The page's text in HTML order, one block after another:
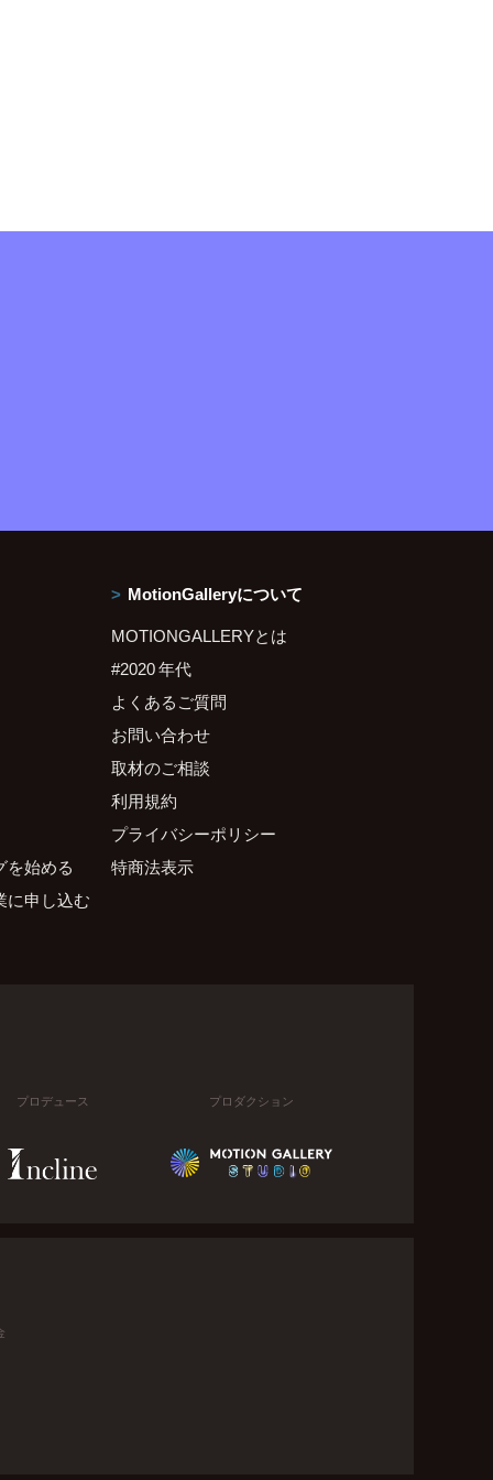
を始める
に申し込む
MotionGalleryについて
MOTIONGALLERYとは
#2020 年代
よくあるご質問
お問い合わせ
取材のご相談
利用規約
プライバシーポリシー
特商法表示
プロデュース プロダクション